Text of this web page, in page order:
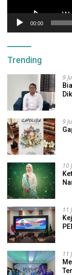
00:00
Trending
9
9
10
11
11